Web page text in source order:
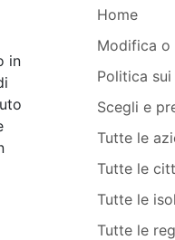
in
Home
Modifica o
Politica
Scegli e
Tutte le
Tutte le
Tutte le
Tutte le